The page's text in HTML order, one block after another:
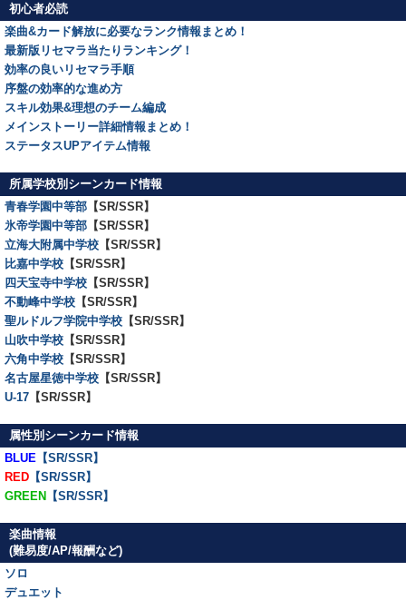
初心者必読
楽曲&カード解放に必要なランク情報まとめ！
最新版リセマラ当たりランキング！
効率の良いリセマラ手順
序盤の効率的な進め方
スキル効果&理想のチーム編成
メインストーリー詳細情報まとめ！
ステータスUPアイテム情報
所属学校別シーンカード情報
青春学園中等部 【SR/SSR】
氷帝学園中等部 【SR/SSR】
立海大附属中学校 【SR/SSR】
比嘉中学校 【SR/SSR】
四天宝寺中学校 【SR/SSR】
不動峰中学校 【SR/SSR】
聖ルドルフ学院中学校 【SR/SSR】
山吹中学校 【SR/SSR】
六角中学校 【SR/SSR】
名古屋星徳中学校 【SR/SSR】
U-17 【SR/SSR】
属性別シーンカード情報
BLUE 【SR/SSR】
RED 【SR/SSR】
GREEN 【SR/SSR】
楽曲情報
(難易度/AP/報酬など)
ソロ
デュエット